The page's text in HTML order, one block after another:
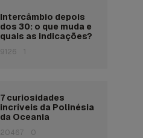
Intercâmbio depois
dos 30: o que muda e
quais as indicações?
9126 1
7 curiosidades
incríveis da Polinésia
da Oceania
20467 0